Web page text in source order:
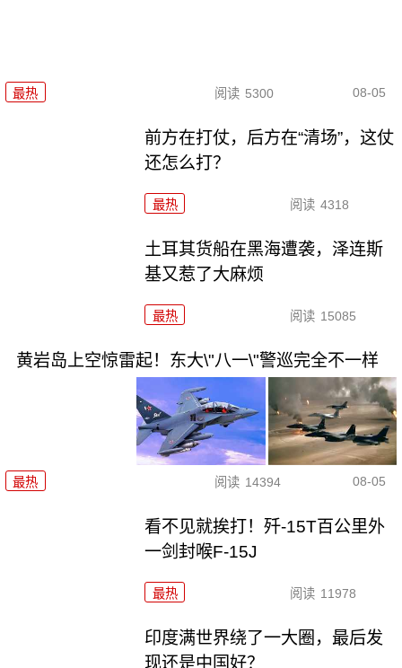
最热 阅读 5300 08-05
前方在打仗，后方在“清场”，这仗
还怎么打？
最热 阅读 4318
土耳其货船在黑海遭袭，泽连斯
基又惹了大麻烦
最热 阅读 15085
黄岩岛上空惊雷起！东大\"八一\"警巡完全不一样
最热 阅读 14394 08-05
看不见就挨打！歼-15T百公里外
一剑封喉F-15J
最热 阅读 11978
印度满世界绕了一大圈，最后发
现还是中国好？